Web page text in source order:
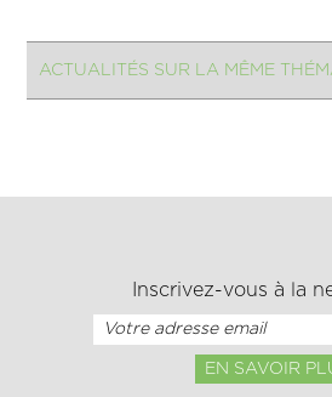
ACTUALITÉS SUR LA MÊME
Inscrivez-vous à la
EN SAVOIR